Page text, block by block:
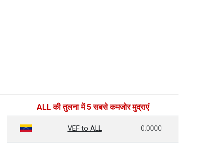
ALL की तुलना में 5 सबसे कमजोर मुद्राएं
VEF to ALL 0.0000